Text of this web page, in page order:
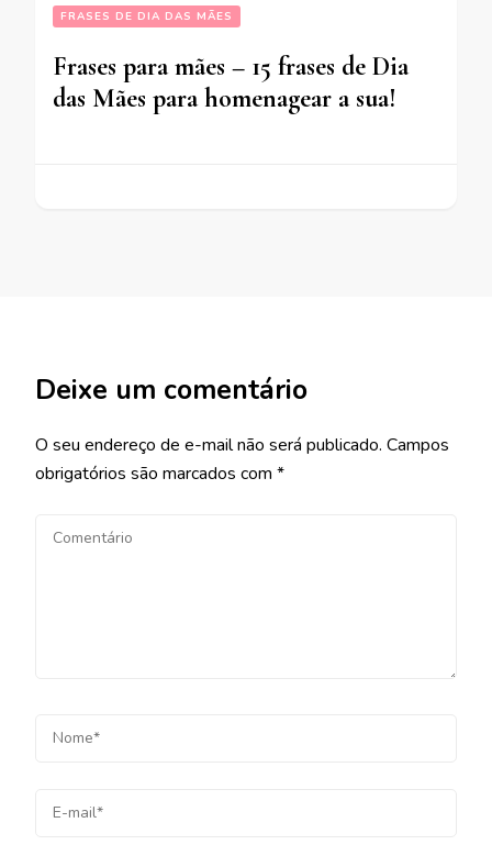
FRASES DE DIA DAS MÃES
Frases para mães – 15 frases de Dia
das Mães para homenagear a sua!
Deixe um comentário
O seu endereço de e-mail não será publicado. Campos
obrigatórios são marcados com *